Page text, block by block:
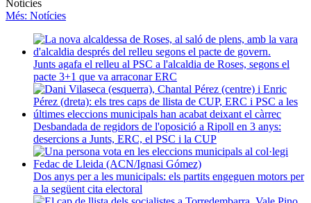
Notícies
Més: Notícies
Junts agafa el relleu al PSC a l'alcaldia de Roses, segons el
pacte 3+1 que va arraconar ERC
Desbandada de regidors de l'oposició a Ripoll en 3 anys:
desercions a Junts, ERC, el PSC i la CUP
Dos anys per a les municipals: els partits engeguen motors per
a la següent cita electoral